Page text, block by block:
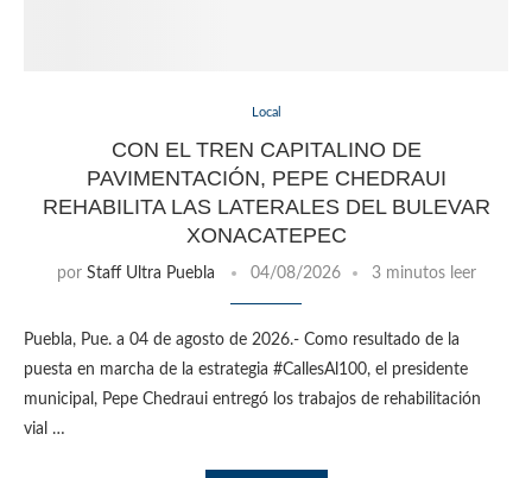
Local
CON EL TREN CAPITALINO DE
PAVIMENTACIÓN, PEPE CHEDRAUI
REHABILITA LAS LATERALES DEL BULEVAR
XONACATEPEC
por Staff Ultra Puebla 04/08/2026 3 minutos leer
Puebla, Pue. a 04 de agosto de 2026.- Como resultado de la
puesta en marcha de la estrategia #CallesAl100, el presidente
municipal, Pepe Chedraui entregó los trabajos de rehabilitación
vial …